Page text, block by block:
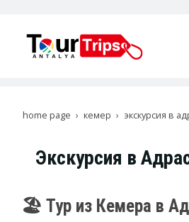
home page кемер экскурсия в
Экскурсия в
🏖️ Тур из Кемера в